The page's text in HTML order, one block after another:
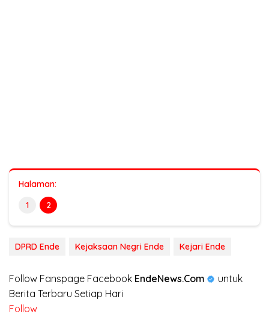
Halaman:
1
2
DPRD Ende Kejaksaan Negri Ende Kejari Ende
Follow Fanspage Facebook EndeNews.Com
untuk
Berita Terbaru Setiap Hari
Follow